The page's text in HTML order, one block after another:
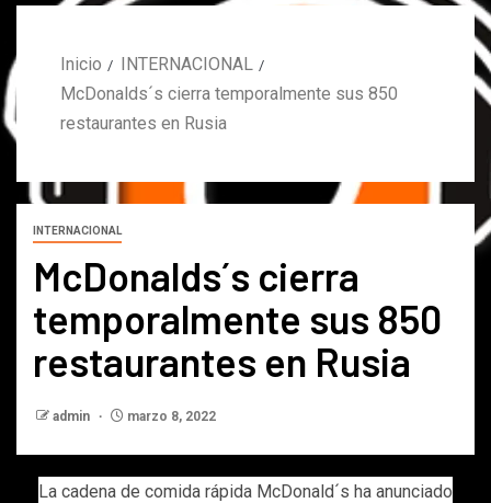
Inicio
INTERNACIONAL
McDonalds´s cierra temporalmente sus 850
restaurantes en Rusia
INTERNACIONAL
McDonalds´s cierra
temporalmente sus 850
restaurantes en Rusia
admin marzo 8, 2022
La cadena de comida rápida McDonald´s ha anunciado